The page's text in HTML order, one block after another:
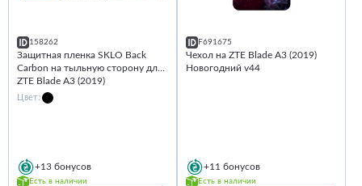
158262
Защитная пленка SKLO Back
Carbon на тыльную сторону для
ZTE Blade A3 (2019)
Цвет:
+13 бонусов
Есть в наличии
F691675
Чехол на ZTE Blade A3 (2019)
Новогодний v44
+11 бонусов
Есть в наличии